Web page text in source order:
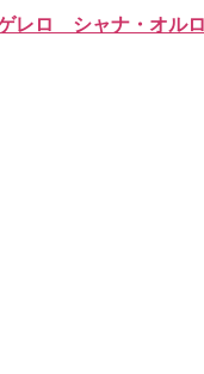
レロ シャナ・オル